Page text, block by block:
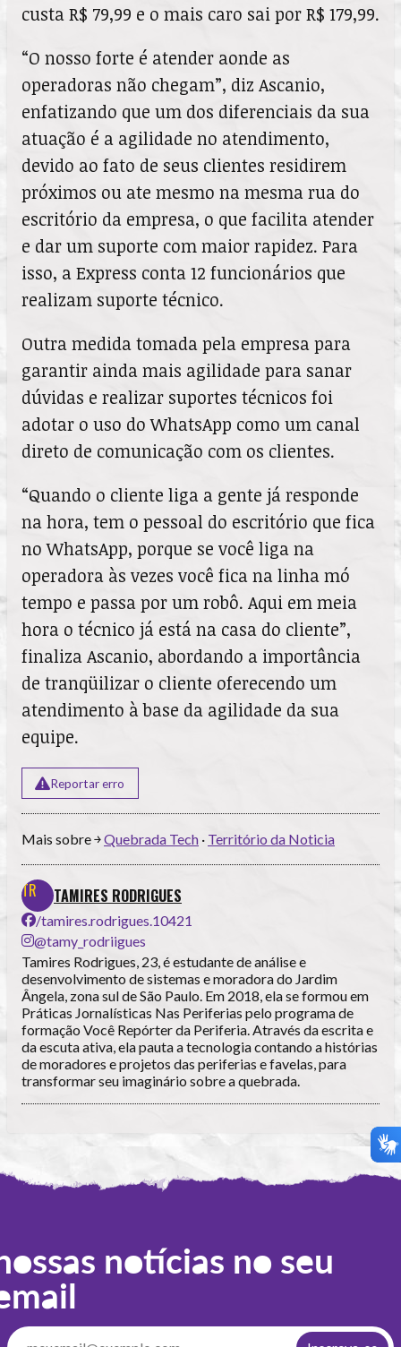
custa R$ 79,99 e o mais caro sai por R$ 179,99.
“O nosso forte é atender aonde as
operadoras não chegam”, diz Ascanio,
enfatizando que um dos diferenciais da sua
atuação é a agilidade no atendimento,
devido ao fato de seus clientes residirem
próximos ou ate mesmo na mesma rua do
escritório da empresa, o que facilita atender
e dar um suporte com maior rapidez. Para
isso, a Express conta 12 funcionários que
realizam suporte técnico.
Outra medida tomada pela empresa para
garantir ainda mais agilidade para sanar
dúvidas e realizar suportes técnicos foi
adotar o uso do WhatsApp como um canal
direto de comunicação com os clientes.
“Quando o cliente liga a gente já responde
na hora, tem o pessoal do escritório que fica
no WhatsApp, porque se você liga na
operadora às vezes você fica na linha mó
tempo e passa por um robô. Aqui em meia
hora o técnico já está na casa do cliente”,
finaliza Ascanio, abordando a importância
de tranqüilizar o cliente oferecendo um
atendimento à base da agilidade da sua
equipe.
Reportar erro
Mais sobre ￫Quebrada Tech · Território da Noticia
TAMIRES RODRIGUES
/tamires.rodrigues.10421
@tamy_rodriigues
Tamires Rodrigues, 23, é estudante de análise e
desenvolvimento de sistemas e moradora do Jardim
Ângela, zona sul de São Paulo. Em 2018, ela se formou em
Práticas Jornalísticas Nas Periferias pelo programa de
formação Você Repórter da Periferia. Através da escrita e
da escuta ativa, ela pauta a tecnologia contando a histórias
de moradores e projetos das periferias e favelas, para
transformar seu imaginário sobre a quebrada.
notícias no seu